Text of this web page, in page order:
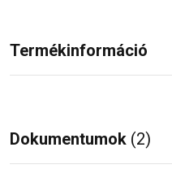
Termékinformáció
Dokumentumok (2)